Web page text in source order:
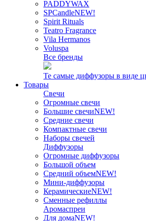
PADDYWAX
SPCandleNEW!
Spirit Rituals
Teatro Fragrance
Vila Hermanos
Voluspa
Все бренды
Те самые диффузоры в виде
Товары
Свечи
Огромные свечи
Большие свечиNEW!
Средние свечи
Компактные свечи
Наборы свечей
Диффузоры
Огромные диффузоры
Большой объем
Средний объемNEW!
Мини-диффузоры
КерамическиеNEW!
Сменные рефиллы
Аромаспреи
Для домаNEW!